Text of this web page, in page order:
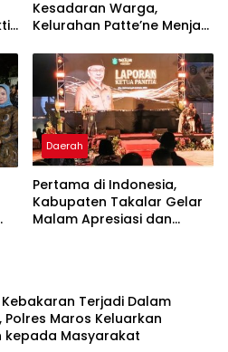
Kesadaran Warga,
Kelurahan Patte’ne Menjadi
2026
Daerah
Pertama di Indonesia,
Kabupaten Takalar Gelar
Malam Apresiasi dan
Terjadi Dalam
Polres Maros Keluarkan
kepada Masyarakat